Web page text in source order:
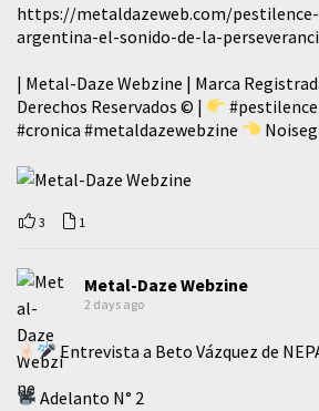
https://metaldazeweb.com/
argentina-el-sonido-de-la-
| Metal-Daze Webzine | Marca
Derechos Reservados © |
#pestilence
#cronica #metaldazewebzine
3 1
Metal-Daze Webzine
2 days ago
Entrevista a Beto Vázquez de
Adelanto N° 2